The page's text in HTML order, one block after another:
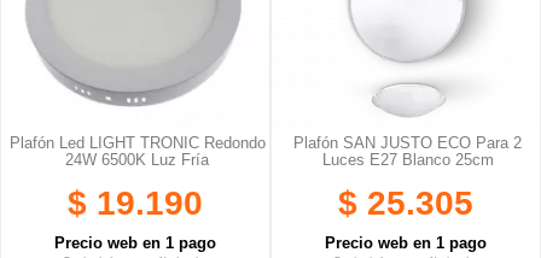
Plafón Led LIGHT TRONIC Redondo
24W 6500K Luz Fría
$ 19.190
Precio web en 1 pago
Plafón SAN JUSTO ECO Para 2
Luces E27 Blanco 25cm
$ 25.305
Precio web en 1 pago